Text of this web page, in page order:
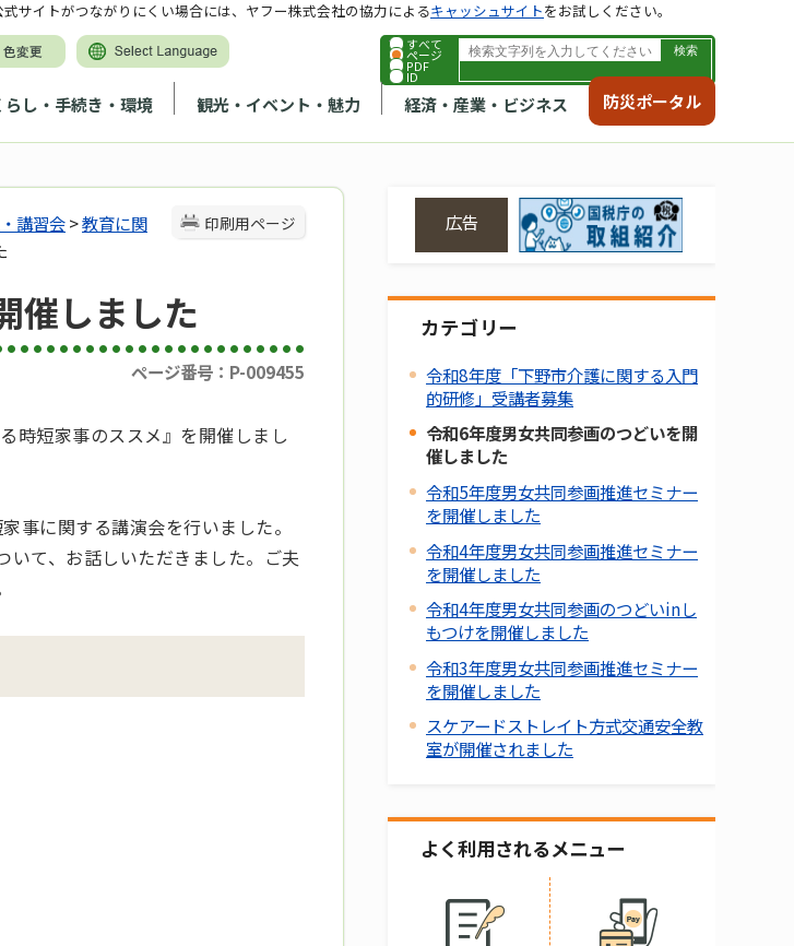
すべて
ページ
PDF
ID
らし・手続き・環境 観光・イベント・魅力 経済・産業・ビジネス 防災ポータル
式サイトがつながりにくい場合には、ヤフー株式会社の協力によるキャッシュサイトをお試しください。
印刷用ページ
講習会>教育に関
催しました
ページ番号：P-009455
時短家事のススメ』を開催しまし
事に関する講演会を行いました。
いて、お話しいただきました。ご夫
広告
カテゴリー
令和8年度「下野市介護に関する入門
的研修」受講者募集
令和6年度男女共同参画のつどいを開
催しました
令和5年度男女共同参画推進セミナー
を開催しました
令和4年度男女共同参画推進セミナー
を開催しました
令和4年度男女共同参画のつどいinし
もつけを開催しました
令和3年度男女共同参画推進セミナー
を開催しました
スケアードストレイト方式交通安全教
室が開催されました
よく利用されるメニュー